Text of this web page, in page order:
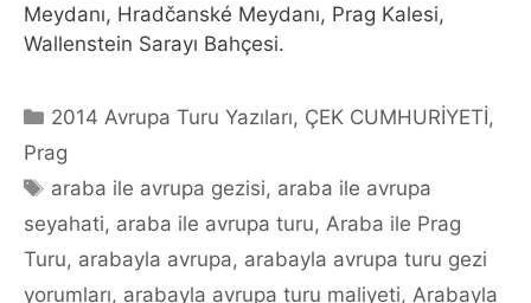
Meydanı, Hradčanské Meydanı, Prag Kalesi,
Wallenstein Sarayı Bahçesi.
Categories
2014 Avrupa Turu Yazıları, ÇEK CUMHURİYETİ,
Prag
Tags
araba ile avrupa gezisi, araba ile avrupa
seyahati, araba ile avrupa turu, Araba ile Prag
Turu, arabayla avrupa, arabayla avrupa turu gezi
yorumları, arabayla avrupa turu maliyeti, Arabayla